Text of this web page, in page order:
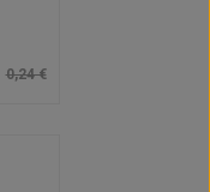
0,24 €